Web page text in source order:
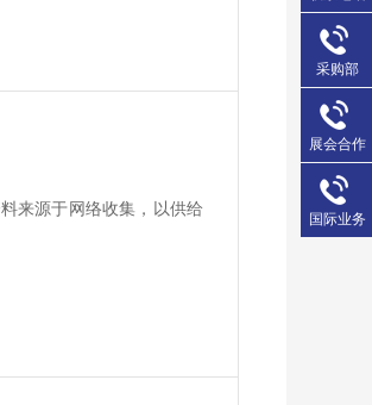
来源于网络收集，以供给
采购部
展会合作
国际业务